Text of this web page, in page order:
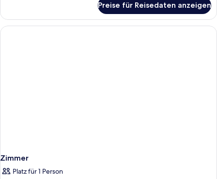
Preise für Reisedaten anzeigen
Zimmer
Platz für 1 Person